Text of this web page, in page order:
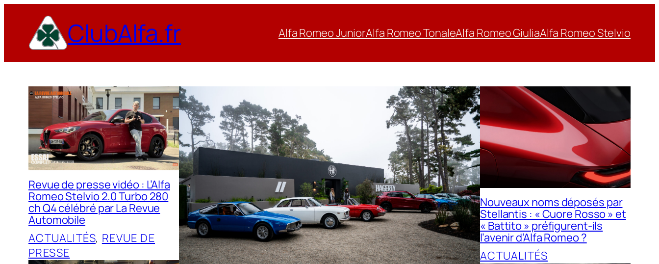
contenu
ClubAlfa.fr Alfa Romeo JuniorAlfa Romeo TonaleAlfa Romeo GiuliaAlfa Romeo Stelvio
Revue de presse vidéo : L’Alfa
Romeo Stelvio 2.0 Turbo 280
ch Q4 célébré par La Revue
Automobile
ACTUALITÉS, REVUE DE
PRESSE
Nouveaux noms déposés par
Stellantis : « Cuore Rosso » et
« Battito » préfigurent-ils
l’avenir d’Alfa Romeo ?
ACTUALITÉS